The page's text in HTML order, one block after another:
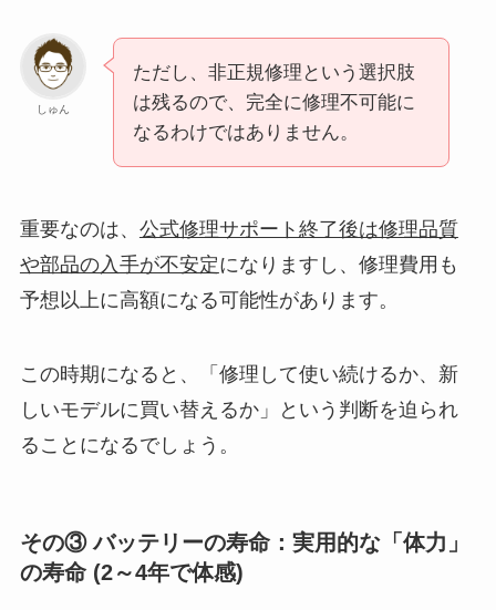
しゅん
ただし、非正規修理という選択肢
は残るので、完全に修理不可能に
なるわけではありません。
重要なのは、 公式修理サポート終了後は修理品質
や部品の入手が不安定になりますし、修理費用も
予想以上に高額になる可能性があります。
この時期になると、「修理して使い続けるか、新
しいモデルに買い替えるか」という判断を迫られ
ることになるでしょう。
その③ バッテリーの寿命：実用的な「体力」
の寿命 (2～4年で体感)